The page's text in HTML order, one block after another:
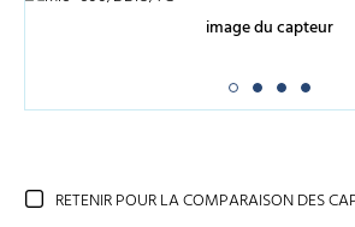
image du capteur
RETENIR POUR LA COMPARAISON DES